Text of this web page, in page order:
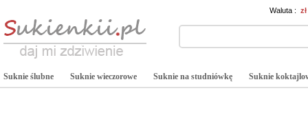
Waluta :
Suknie ślubne Suknie wieczorowe Suknie na studniówkę Suknie